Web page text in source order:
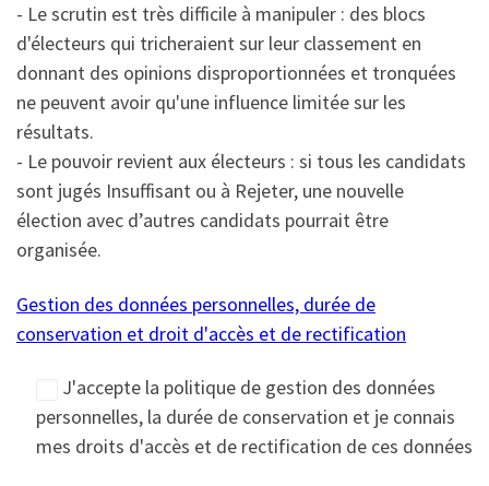
- Le scrutin est très difficile à manipuler : des blocs
d'électeurs qui tricheraient sur leur classement en
donnant des opinions disproportionnées et tronquées
ne peuvent avoir qu'une influence limitée sur les
résultats.
- Le pouvoir revient aux électeurs : si tous les candidats
sont jugés Insuffisant ou à Rejeter, une nouvelle
élection avec d’autres candidats pourrait être
organisée.
Gestion des données personnelles, durée de
conservation et droit d'accès et de rectification
J'accepte la politique de gestion des données
personnelles, la durée de conservation et je connais
mes droits d'accès et de rectification de ces données